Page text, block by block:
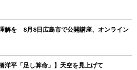
解を 8月8日広島市で公開講座、オンライン
洋平「足し算命」】天空を見上げて